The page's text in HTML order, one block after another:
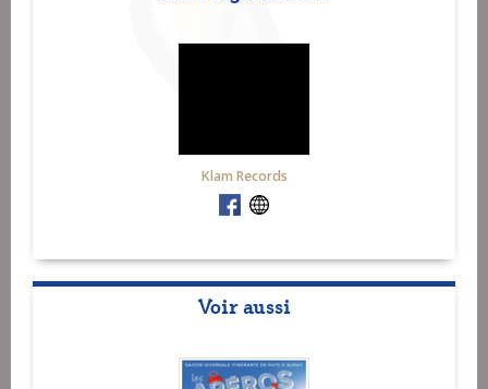
Klam Records
Voir aussi